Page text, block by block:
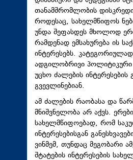
თანამშრომლობის
როდესაც, სახელმწიფოს
უნდა შეფასდეს მხოლოდ
რამდენად ემსახურება ის
ინტერესებს.
ადგილობრივი
უცხო ძალების
გვევლინებიან.
ამ ძალების რაობასა და
მნიშვნელობა არ აქვს.
სახელმწიფოებად, რომ
ინტერესებისგან
ვინმემ, თუნდაც მეგობარი
შტატების ინტერესების